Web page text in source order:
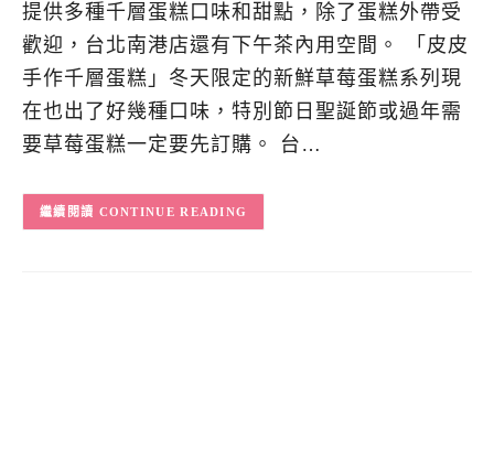
提供多種千層蛋糕口味和甜點，除了蛋糕外帶受
歡迎，台北南港店還有下午茶內用空間。 「皮皮
手作千層蛋糕」冬天限定的新鮮草莓蛋糕系列現
在也出了好幾種口味，特別節日聖誕節或過年需
要草莓蛋糕一定要先訂購。 台…
CONTINUE READING